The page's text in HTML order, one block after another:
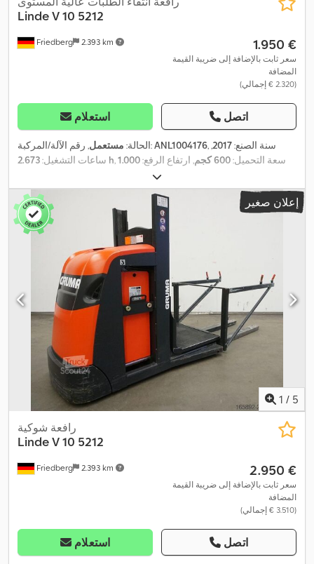
Friedberg 2.393 km
LindeV 10 5212
‏1.950 €
سعر ثابت بالإضافة إلى ضريبة القيمة
المضافة
(‏2.320 € إجمالي)
استعلام اتصل
الحالة: مستعمل , رقم الآلة/المركبة:ANL1004176 , سنة الصنع:2017
,
ساعات التشغيل: 2.673 h , سعة التحميل:600 كجم , ارتفاع الرفع:1.000
600 مم
البطارية:465 آه , جهد البطارية: 24 V , عرض إطار الشوكة:560 مم
, طول
الشوكات:
, وزن فارغ:1.575 كجم 1.620 مم
,
, العرض الكلي: , وقود: كهرباء
إعلان صغير
1 / 5
Friedberg 2.393 km
رافعة شوكية
LindeV 10 5212
‏2.950 €
سعر ثابت بالإضافة إلى ضريبة القيمة
المضافة
(‏3.510 € إجمالي)
استعلام اتصل